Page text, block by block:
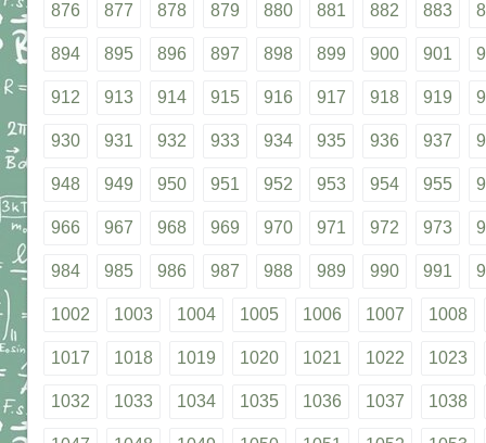
876 877 878 879 880 881 882 883
894 895 896 897 898 899 900 901
912 913 914 915 916 917 918 919
930 931 932 933 934 935 936 937
948 949 950 951 952 953 954 955
966 967 968 969 970 971 972 973
984 985 986 987 988 989 990 991
1002 1003 1004 1005 1006 1007 1008
1017 1018 1019 1020 1021 1022 1023
1032 1033 1034 1035 1036 1037 1038